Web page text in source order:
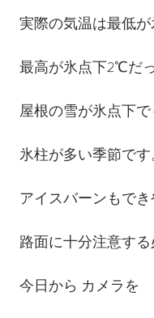
実際の気温は最低
最高が氷点下2℃だ
屋根の雪が氷点下
氷柱が多い季節で
アイスバーンもで
路面に十分注意す
今日から カメラを